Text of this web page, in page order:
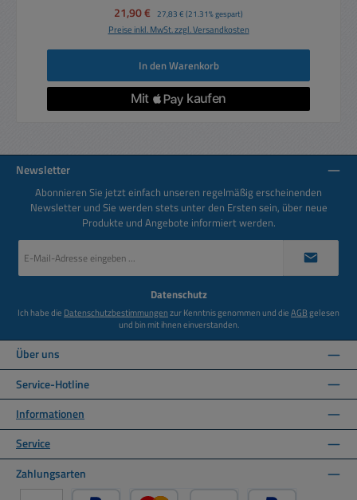
Verkaufspreis:
21,90 € Regulärer Preis:
27,83 € (21.31% gespart)
Preise inkl. MwSt. zzgl. Versandkosten
In den Warenkorb
Newsletter
Abonnieren Sie jetzt einfach unseren regelmäßig erscheinenden
Newsletter und Sie werden stets unter den Ersten sein, über neue
Produkte und Angebote informiert werden.
Mail-
Datenschutz
Ich habe die Datenschutzbestimmungenzur Kenntnis genommen und dieAGBgelesen
und bin mit ihnen einverstanden.
Über uns
Service-Hotline
Informationen
Service
Zahlungsarten